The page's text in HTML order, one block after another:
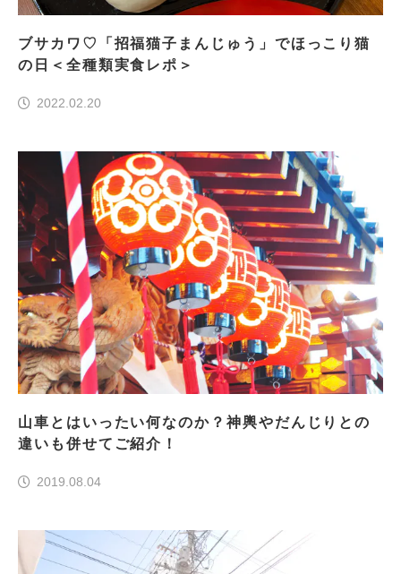
ブサカワ♡「招福猫子まんじゅう」でほっこり猫
の日＜全種類実食レポ＞
2022.02.20
山車とはいったい何なのか？神輿やだんじりとの
違いも併せてご紹介！
2019.08.04